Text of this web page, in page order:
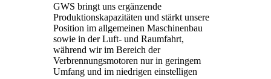
GWS bringt uns ergänzende
Produktionskapazitäten und stärkt unsere
Position im allgemeinen Maschinenbau
sowie in der Luft- und Raumfahrt,
während wir im Bereich der
Verbrennungsmotoren nur in geringem
Umfang und im niedrigen einstelligen